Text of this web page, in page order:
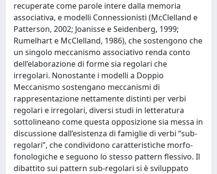
recuperate come parole intere dalla memoria
associativa, e modelli Connessionisti (McClelland e
Patterson, 2002; Joanisse e Seidenberg, 1999;
Rumelhart e McClelland, 1986), che sostengono che
un singolo meccanismo associativo renda conto
dell’elaborazione di forme sia regolari che
irregolari. Nonostante i modelli a Doppio
Meccanismo sostengano meccanismi di
rappresentazione nettamente distinti per verbi
regolari e irregolari, diversi studi in letteratura
sottolineano come questa opposizione sia messa in
discussione dall’esistenza di famiglie di verbi “sub-
regolari”, che condividono caratteristiche morfo-
fonologiche e seguono lo stesso pattern flessivo. Il
dibattito sui pattern sub-regolari si è sviluppato